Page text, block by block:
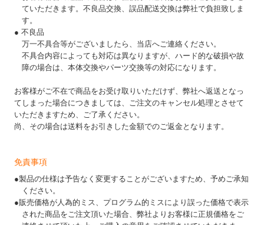
ていただきます。不良品交換、誤品配送交換は弊社で負担致しま
す。
● 不良品
万一不具合等がございましたら、当店へご連絡ください。
不具合内容によっても対応は異なりますが、ハード的な破損や故
障の場合は、本体交換やパーツ交換等の対応になります。
お客様がご不在で商品をお受け取りいただけず、弊社へ返送となっ
てしまった場合につきましては、ご注文のキャンセル処理とさせて
いただきますため、ご了承ください。
尚、その場合は送料をお引きした金額でのご返金となります。
免責事項
●製品の仕様は予告なく変更することがございますため、予めご承知
ください。
●販売価格が人為的ミス、プログラム的ミスにより誤った価格で表示
された商品をご注文頂いた場合、弊社よりお客様に正規価格をご